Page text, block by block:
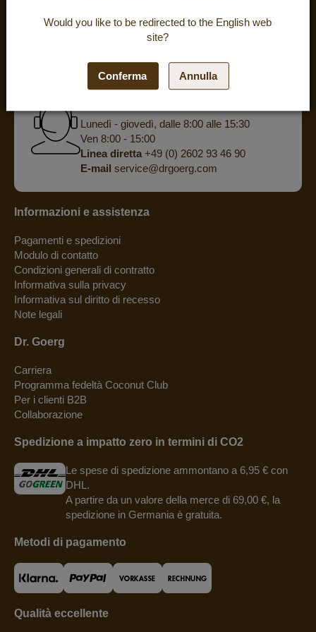
Hai delle domande? Ti offriamo una
Lunedì - giovedì, dalle 8:00 alle 15:30
Ven 8:00 - 15:00
Linea diretta+49 (0) 2602 93 46 90
E-mail service@drgoerg.com
Informazioni e assistenza
Pagamenti e spedizioni
Modulo di contatto
Condizioni generali di contratto
Informativa sulla privacy
Informativa sul diritto di recesso
Note legali
Dr. Goerg
Carriera
Programma fedeltà Coconut Club
Per i clienti B2B
Collaborazione
Spedizione a impatto zero in termini di CO2
Le spese di spedizione ammontano a 6,95 € con
DHL.
A partire da un valore della merce di 69,00 €, la
spedizione in Germania è gratuita.
Metodi di pagamento
Qualità eccellente
Would you like to be redirected to the English web
site?
Conferma Annulla